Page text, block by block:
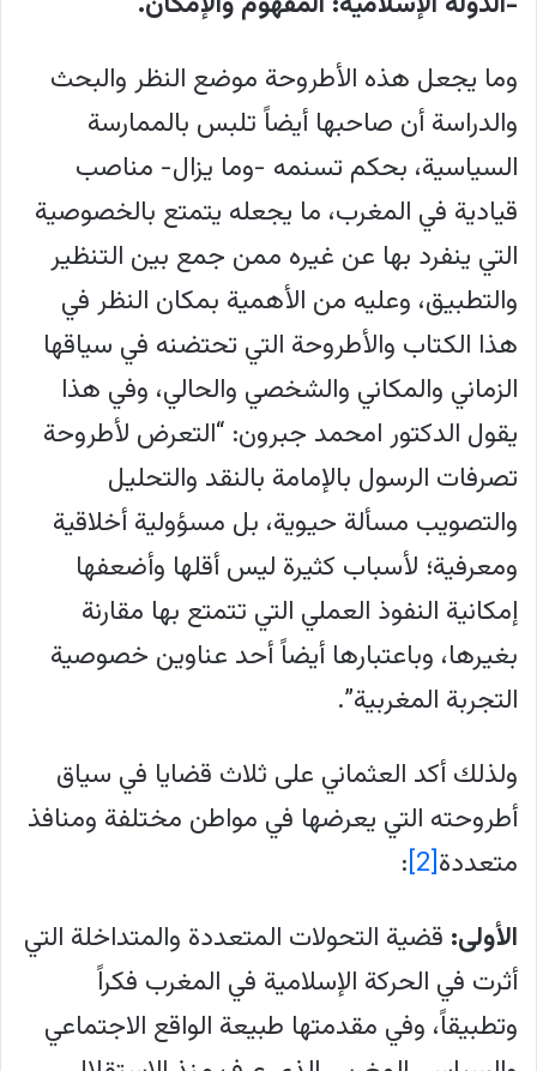
وما يجعل هذه الأطروحة موضع النظر والبحث
والدراسة أن صاحبها أيضاً تلبس بالممارسة
السياسية، بحكم تسنمه -وما يزال- مناصب
قيادية في المغرب، ما يجعله يتمتع بالخصوصية
التي ينفرد بها عن غيره ممن جمع بين التنظير
والتطبيق، وعليه من الأهمية بمكان النظر في
هذا الكتاب والأطروحة التي تحتضنه في سياقها
الزماني والمكاني والشخصي والحالي، وفي هذا
يقول الدكتور امحمد جبرون: “التعرض لأطروحة
تصرفات الرسول بالإمامة بالنقد والتحليل
والتصويب مسألة حيوية، بل مسؤولية أخلاقية
ومعرفية؛ لأسباب كثيرة ليس أقلها وأضعفها
إمكانية النفوذ العملي التي تتمتع بها مقارنة
بغيرها، وباعتبارها أيضاً أحد عناوين خصوصية
التجربة المغربية”.
ولذلك أكد العثماني على ثلاث قضايا في سياق
أطروحته التي يعرضها في مواطن مختلفة ومنافذ
متعددة[2]
:
الأولى: قضية التحولات المتعددة والمتداخلة التي
أثرت في الحركة الإسلامية في المغرب فكراً
وتطبيقاً، وفي مقدمتها طبيعة الواقع الاجتماعي